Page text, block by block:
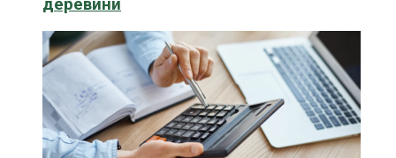
деревини